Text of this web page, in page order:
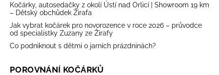
Kočárky, autosedačky z okolí Ústí nad Orlicí | Showroom 19 km
– Dětský obchůdek Žirafa
Jak vybrat kočárek pro novorozence v roce 2026 – průvodce
od specialistky Zuzany ze Žirafy
Co podniknout s dětmi o jarních prázdninách?
POROVNÁNÍ KOČÁRKŮ